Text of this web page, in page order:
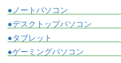
●ノートパソコン
●デスクトップパソコン
●タブレット
●ゲーミングパソコン